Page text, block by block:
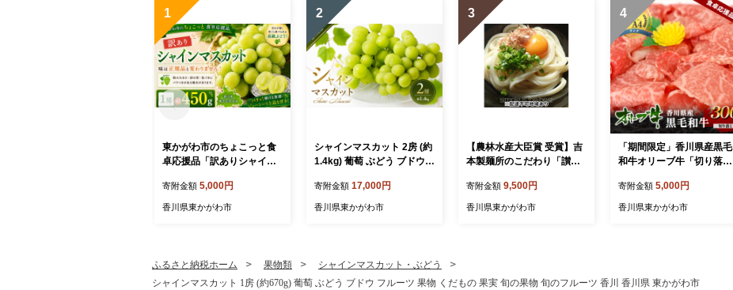
1
東かがわ市のちょこっと食
卓応援品「訳ありシャイン
g）」
寄附金額 5,000円
香川県東かがわ市
2
シャインマスカット 2房 (約
1.4kg) 葡萄 ぶどう ブドウ
実 旬の果物 旬のフルーツ
香川 香川県 東かがわ市
寄附金額 17,000円
香川県東かがわ市
3
【農林水産大臣賞 受賞】吉
本製麺所のこだわり「讃岐
寄附金額 9,500円
香川県東かがわ市
4
「期間限定」香川県産黒毛
和牛オリーブ牛「切り落と
香川 香川県 東かがわ市
寄附金額 5,000円
香川県東かがわ市
ふるさと納税ホーム 果物類
シャインマスカット・ぶどう
シャインマスカット 1房 (約670g) 葡萄 ぶどう ブドウ フルーツ 果物 くだもの 果実 旬の果物 旬のフルーツ 香川 香川県 東かがわ市